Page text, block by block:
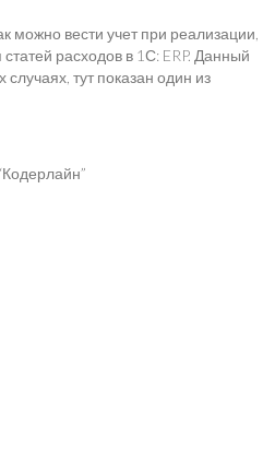
можно вести учет при реализации,
расходов в 1С: ERP. Данный
тут показан один из